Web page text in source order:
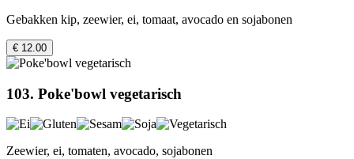
Gebakken kip, zeewier, ei, tomaat, avocado en sojabonen
€ 12.00
103. Poke'bowl vegetarisch
Zeewier, ei, tomaten, avocado, sojabonen